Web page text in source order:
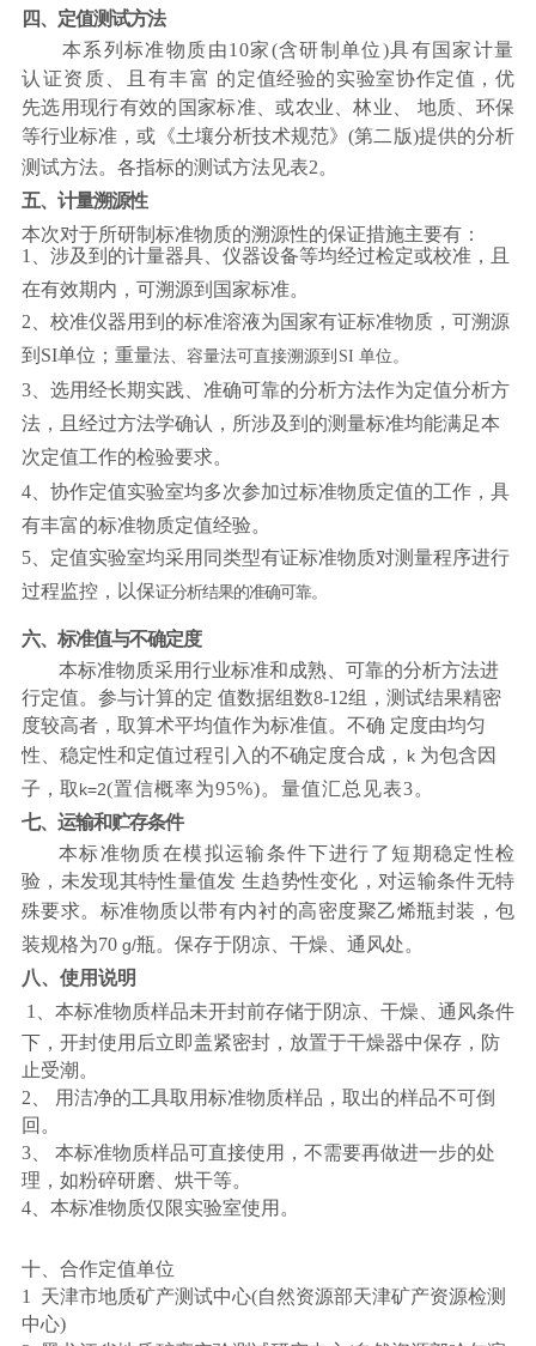
四、 定值测试方法
本系列标准物质由10家(含研制单位)具有国家计量
认证资质、且有丰富 的定值经验的实验室协作定值，优
先选用现行有效的国家标准、或农业、林业、
地质、环保
等行业标准，或《土壤分析技术规范》(第二版)提供的分析
测试方法。各指标的测试方法见表2。
五、计量溯源性
本次对于所研制标准物质的溯源性的保证措施主要有：
1、涉及到的计量器具、仪器设备等均经过检定或校准，且
在有效期内，可溯源到国家标准。
2、校准仪器用到的标准溶液为国家有证标准物质，可溯源
到SI单位；重量法、容量法可直接溯源到 SI 单位。
3、 选用经长期实践、准确可靠的分析方法作为定值分析方
法，且经过方法学确认，所涉及到的测量标准均能满足本
次定值工作的检验要求。
4、 协作定值实验室均多次参加过标准物质定值的工作，具
有丰富的标准物质定值经验。
5、 定值实验室均采用同类型有证标准物质对测量程序进行
过程监控，以保证分析结果的准确可靠。
六、标准值与不确定度
本标准物质采用行业标准和成熟、可靠的分析方法进
行定值。参与计算的定 值数据组数8-12组，测试结果精密
度较高者，取算术平均值作为标准值。不确 定度由均匀
性、稳定性和定值过程引入的不确定度合成，
k 为包含因
子，取k=2(置信概率为95%)。量值汇总见表3。
七、运输和贮存条件
本标准物质在模拟运输条件下进行了短期稳定性检
验，未发现其特性量值发 生趋势性变化，对运输条件无特
殊要求。标准物质以带有内衬的高密度聚乙烯瓶封装，包
装规格为70 g/瓶。保存于阴凉、干燥、通风处。
八、使用说明
1、本标准物质样品未开封前存储于阴凉、干燥、通风条件
下，开封使用后立即盖紧密封，放置于干燥器中保存，防
止受潮。
2、 用洁净的工具取用标准物质样品，取出的样品不可倒
回。
3、 本标准物质样品可直接使用，不需要再做进一步的处
理，如粉碎研磨、烘干等。
4、本标准物质仅限实验室使用。
十、合作定值单位
1 天津市地质矿产测试中心(自然资源部天津矿产资源检测
中心)